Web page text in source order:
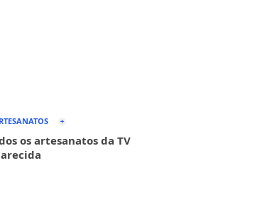
os artesanatos da TV